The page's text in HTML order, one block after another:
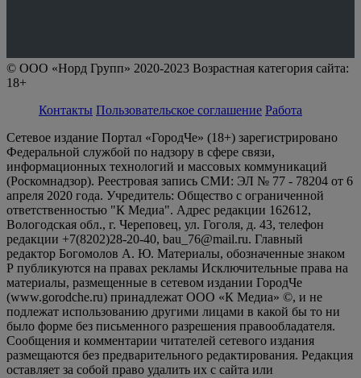
© ООО «Норд Групп» 2020-2023 Возрастная категория сайта:
18+
Контакты Пользовательское соглашение Работа
Сетевое издание Портал «ГородЧе» (18+) зарегистрировано
Федеральной службой по надзору в сфере связи,
информационных технологий и массовых коммуникаций
(Роскомнадзор). Реестровая запись СМИ: ЭЛ № 77 - 78204 от 6
апреля 2020 года. Учредитель: Общество с ограниченной
ответственностью "К Медиа". Адрес редакции 162612,
Вологодская обл., г. Череповец, ул. Гоголя, д. 43, телефон
редакции +7(8202)28-20-40, bau_76@mail.ru. Главный
редактор Богомолов А. Ю. Материалы, обозначенные знаком
Р публикуются на правах рекламы Исключительные права на
материалы, размещенные в сетевом издании ГородЧе
(www.gorodche.ru) принадлежат ООО «К Медиа» ©, и не
подлежат использованию другими лицами в какой бы то ни
было форме без письменного разрешения правообладателя.
Сообщения и комментарии читателей сетевого издания
размещаются без предварительного редактирования. Редакция
оставляет за собой право удалить их с сайта или